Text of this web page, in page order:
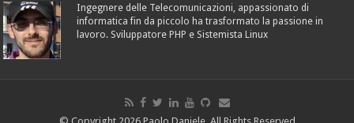
Ingegnere delle Telecomunicazioni, appassionato di
informatica fin da piccolo ha trasformato la passione in
lavoro. Sviluppatore PHP e Sistemista Linux